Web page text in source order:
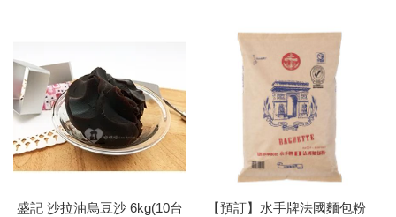
盛記 沙拉油烏豆沙 6kg(10台
【預訂】水手牌法國麵包粉